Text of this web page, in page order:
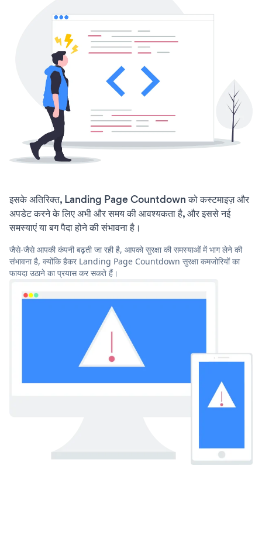
इसके अतिरिक्त, Landing Page Countdown को कस्टमाइज़ और
अपडेट करने के लिए अभी और समय की आवश्यकता है, और इससे नई
समस्याएं या बग पैदा होने की संभावना है।
जैसे-जैसे आपकी कंपनी बढ़ती जा रही है, आपको सुरक्षा की समस्याओं में भाग लेने की
संभावना है, क्योंकि हैकर Landing Page Countdown सुरक्षा कमजोरियों का
फायदा उठाने का प्रयास कर सकते हैं।